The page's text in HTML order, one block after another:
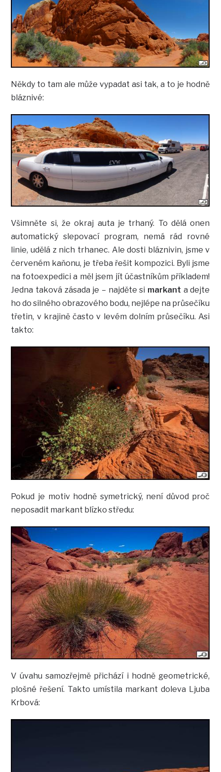
Někdy to tam ale může vypadat asi tak, a to je hodně
bláznivé:
Všimněte si, že okraj auta je trhaný. To dělá onen
automatický slepovací program, nemá rád rovné
linie, udělá z nich trhanec. Ale dosti bláznivin, jsme v
červeném kaňonu, je třeba řešit kompozici. Byli jsme
na fotoexpedici a měl jsem jít účastníkům příkladem!
Jedna taková zásada je – najděte si markant a dejte
ho do silného obrazového bodu, nejlépe na průsečíku
třetin, v krajině často v levém dolním průsečíku. Asi
takto:
Pokud je motiv hodně symetrický, není důvod proč
neposadit markant blízko středu:
V úvahu samozřejmě přichází i hodně geometrické,
plošné řešení. Takto umístila markant doleva Ljuba
Krbová: